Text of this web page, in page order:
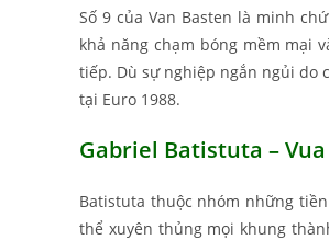
Số 9 của Van Basten là minh
khả năng chạm bóng mềm mại
tiếp. Dù sự nghiệp ngắn ngủi do
tại Euro 1988.
Gabriel Batistuta –
Batistuta thuộc nhóm những
thể xuyên thủng mọi khung